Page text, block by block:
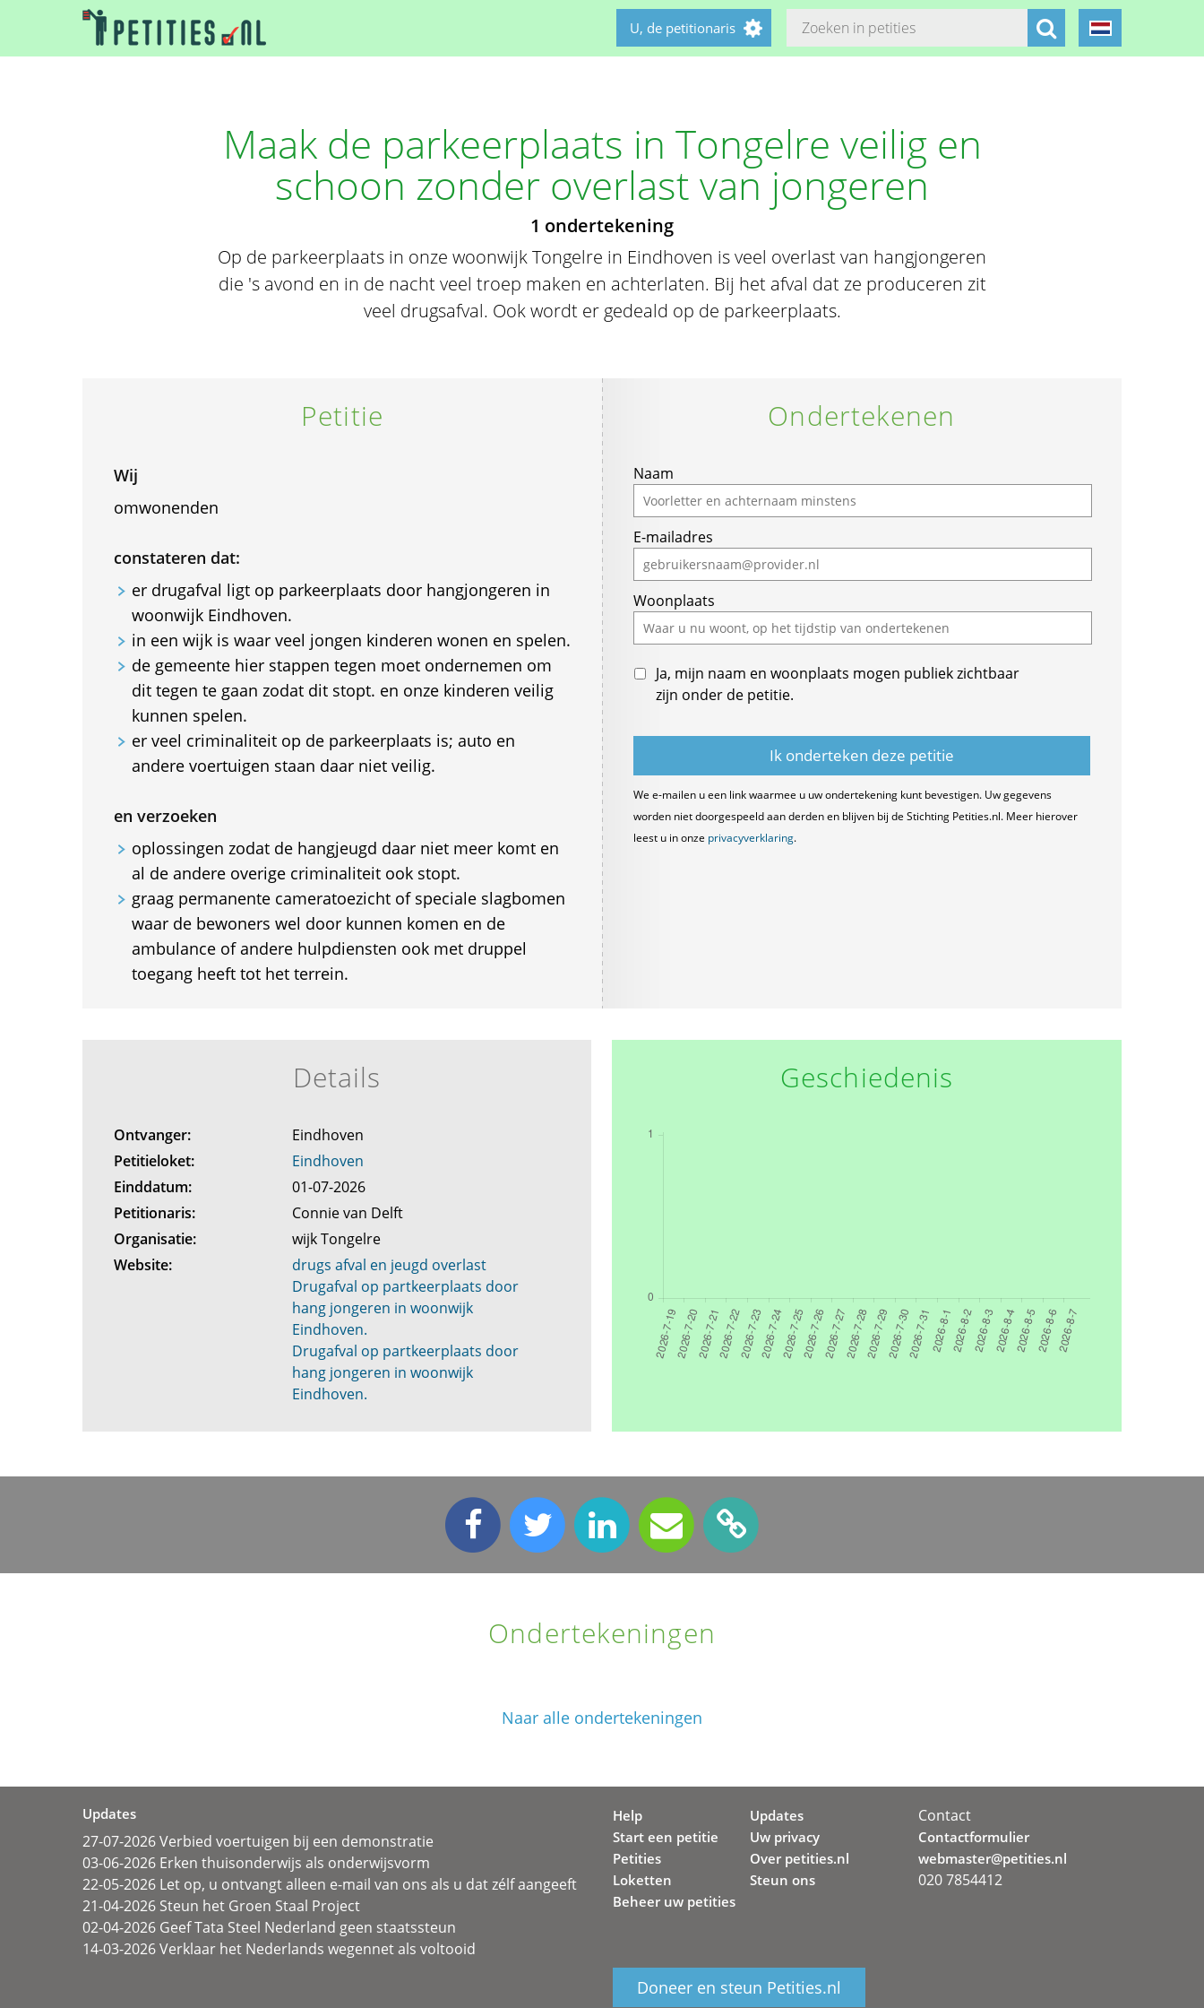
U, de petitionaris
Maak de parkeerplaats in Tongelre veilig en
schoon zonder overlast van jongeren
1 ondertekening
Op de parkeerplaats in onze woonwijk Tongelre in Eindhoven is veel overlast van hangjongeren
die 's avond en in de nacht veel troep maken en achterlaten. Bij het afval dat ze produceren zit
veel drugsafval. Ook wordt er gedeald op de parkeerplaats.
Petitie
Wij
omwonenden
constateren dat:
er drugafval ligt op parkeerplaats door hangjongeren in
woonwijk Eindhoven.
in een wijk is waar veel jongen kinderen wonen en spelen.
de gemeente hier stappen tegen moet ondernemen om
dit tegen te gaan zodat dit stopt. en onze kinderen veilig
kunnen spelen.
er veel criminaliteit op de parkeerplaats is; auto en
andere voertuigen staan daar niet veilig.
en verzoeken
oplossingen zodat de hangjeugd daar niet meer komt en
al de andere overige criminaliteit ook stopt.
graag permanente cameratoezicht of speciale slagbomen
waar de bewoners wel door kunnen komen en de
ambulance of andere hulpdiensten ook met druppel
toegang heeft tot het terrein.
Ondertekenen
Naam
E-mailadres
Woonplaats
Ja, mijn naam en woonplaats mogen publiek zichtbaar
zijn onder de petitie.
We e-mailen u een link waarmee u uw ondertekening kunt bevestigen. Uw gegevens
worden niet doorgespeeld aan derden en blijven bij de Stichting Petities.nl. Meer hierover
leest u in onze privacyverklaring.
Details
Ontvanger:
Eindhoven
Petitieloket:
Eindhoven
Einddatum:
01-07-2026
Petitionaris:
Connie van Delft
Organisatie:
wijk Tongelre
Website:
drugs afval en jeugd overlast
Drugafval op partkeerplaats door
hang jongeren in woonwijk
Eindhoven.
Drugafval op partkeerplaats door
hang jongeren in woonwijk
Eindhoven.
Geschiedenis
Ondertekeningen
Naar alle ondertekeningen
Updates
27-07-2026 Verbied voertuigen bij een demonstratie
03-06-2026 Erken thuisonderwijs als onderwijsvorm
22-05-2026 Let op, u ontvangt alleen e-mail van ons als u dat zélf aangeeft
21-04-2026 Steun het Groen Staal Project
02-04-2026 Geef Tata Steel Nederland geen staatssteun
14-03-2026 Verklaar het Nederlands wegennet als voltooid
Help
Start een petitie
Petities
Loketten
Beheer uw petities
Updates
Uw privacy
Over petities.nl
Steun ons
Doneer en steun Petities.nl
Contact
Contactformulier
webmaster@petities.nl
020 7854412